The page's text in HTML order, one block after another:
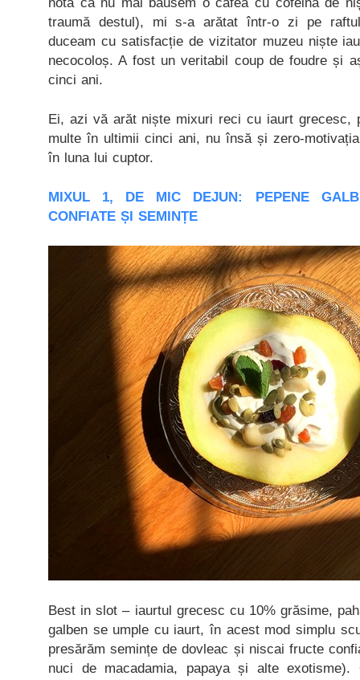
traumă destul), mi s-a arătat într-o zi pe
duceam cu satisfacție de vizitator muzeu niște
necocoloș. A fost un veritabil coup de foudre și
cinci ani.
Ei, azi vă arăt niște mixuri reci cu iaurt grecesc,
multe în ultimii cinci ani, nu însă și zero-
în luna lui cuptor.
MIXUL 1, DE MIC DEJUN: PEPENE
CONFIATE ȘI SEMINȚE
Best in slot – iaurtul grecesc cu 10% grăsime,
galben se umple cu iaurt, în acest mod simplu
presărăm semințe de dovleac și niscai fructe
nuci de macadamia, papaya și alte